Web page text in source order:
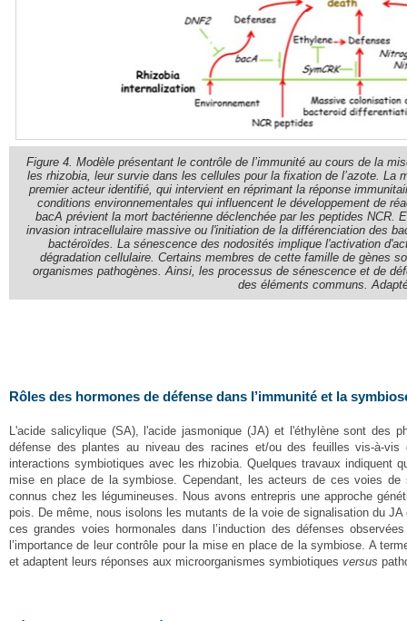
Figure 4. Modèle présentant le contrôle de l’immunité au cours de la
les rhizobia, leur survie dans les cellules pour la fixation de l’azote.
premier acteur identifié, qui intervient en réprimant la réponse
conditions environnementales qui influencent le développement de
bacA prévient la mort bactérienne déclenchée par les peptides NCR.
invasion intracellulaire massive ou l'initiation de la différenciation des
bactéroïdes. La sénescence des nodosités implique l'activation
dégradation cellulaire. Certains membres de cette famille de gènes
organismes pathogènes. Ainsi, les processus de sénescence et de
des éléments communs.
Rôles des hormones de défense dans l’immunité et la
L'acide salicylique (SA), l'acide jasmonique (JA) et l'éthylène sont des
défense des plantes au niveau des racines et/ou des feuilles vis-à-
interactions symbiotiques avec les rhizobia. Quelques travaux indiquent
mise en place de la symbiose. Cependant, les acteurs de ces voies
connus chez les légumineuses. Nous avons entrepris une approche
pois. De même, nous isolons les mutants de la voie de signalisation du
ces grandes voies hormonales dans l’induction des défenses
l’importance de leur contrôle pour la mise en place de la symbiose. A
et adaptent leurs réponses aux microorganismes symbiotiques versus